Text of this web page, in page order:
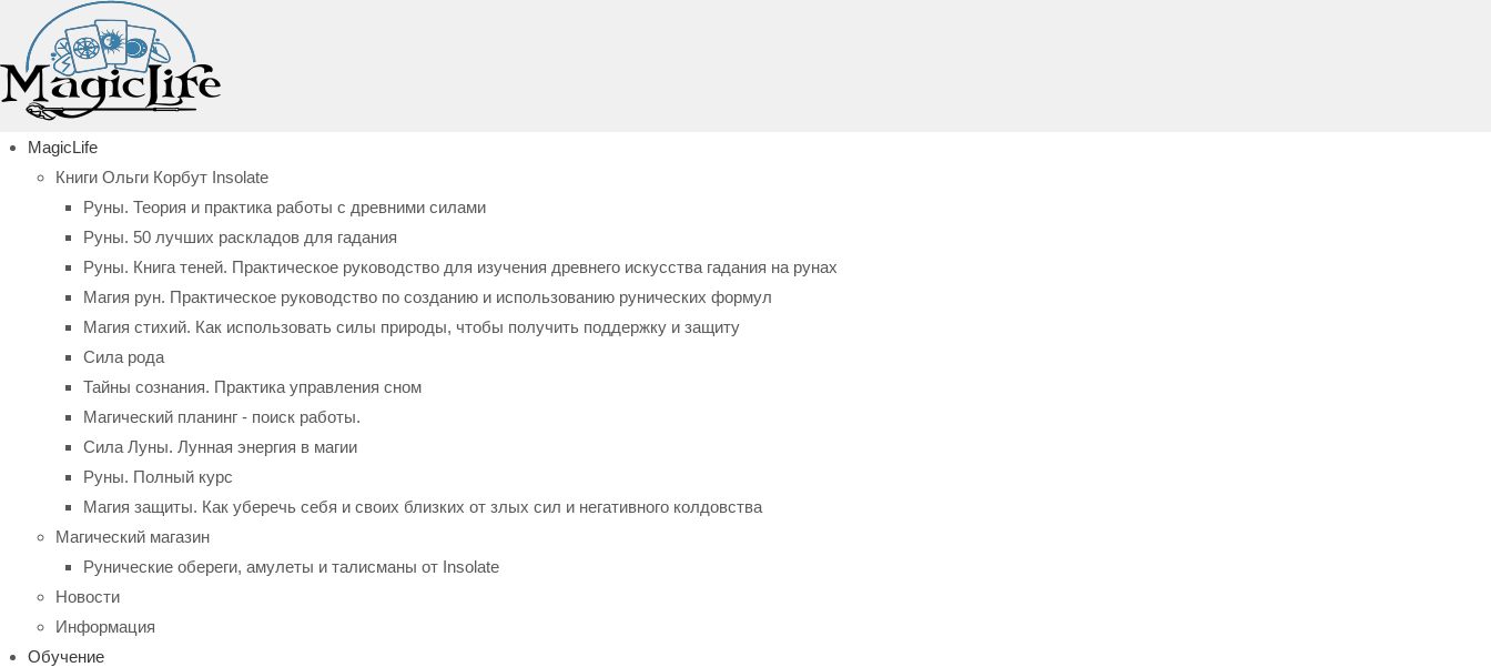
MagicLife
Книги Ольги Корбут Insolate
Руны. Теория и практика работы с древними силами
Руны. 50 лучших раскладов для гадания
Руны. Книга теней. Практическое руководство для изучения древнего искусства гадания на рунах
Магия рун. Практическое руководство по созданию и использованию рунических формул
Магия стихий. Как использовать силы природы, чтобы получить поддержку и защиту
Сила рода
Тайны сознания. Практика управления сном
Магический планинг - поиск работы.
Сила Луны. Лунная энергия в магии
Руны. Полный курс
Магия защиты. Как уберечь себя и своих близких от злых сил и негативного колдовства
Магический магазин
Рунические обереги, амулеты и талисманы от Insolate
Новости
Информация
Обучение